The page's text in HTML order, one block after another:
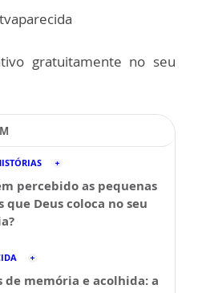
gratuitamente no seu
percebido as pequenas
que Deus coloca no seu
de memória e acolhida: a